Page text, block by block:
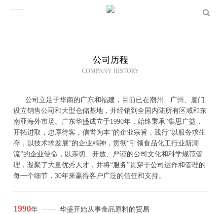
公司历程
COMPANY HISTORY
公司立足于华南的广东和福建，目前已在潮州、广州、厦门
设立销售公司和大型仓储基地，并经销到全国内陆所有区域和东
南亚海外市场。广东华盛成立于1990年，始终秉承“集思广益，
开拓进取，忠厚待客，信誉为本”的企业宗旨，践行“以服务求生
存，以技术求发展”的企业精神，贯彻“引领食品化工行业新潮
流”的企业使命，以亲切、开放、严谨的公司文化和科学规范管
理，凝聚了大量优秀人才，并将“服务”贯穿于公司运作和管理的
每一个细节，30年来赢得客户广泛的信任和支持。
1990年 —— 华盛开始从事食品原料的贸易